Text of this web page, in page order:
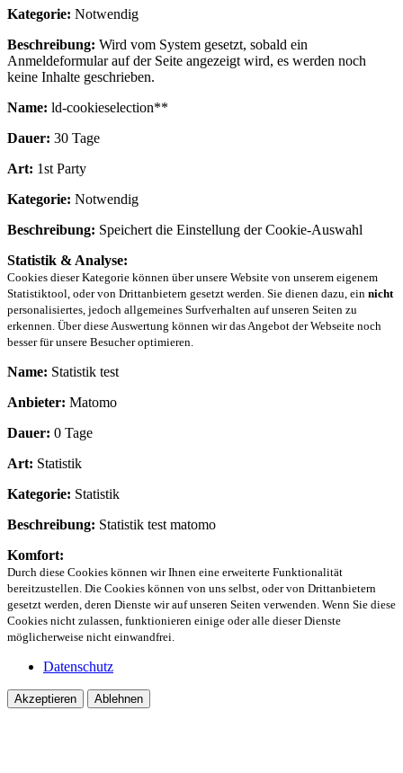
Kategorie: Notwendig
Beschreibung: Wird vom System gesetzt, sobald ein
Anmeldeformular auf der Seite angezeigt wird, es werden noch
keine Inhalte geschrieben.
Name: ld-cookieselection**
Dauer: 30 Tage
Art: 1st Party
Kategorie: Notwendig
Beschreibung: Speichert die Einstellung der Cookie-Auswahl
Statistik & Analyse:
Cookies dieser Kategorie können über unsere Website von unserem eigenem
Statistiktool, oder von Drittanbietern gesetzt werden. Sie dienen dazu, ein nicht
personalisiertes, jedoch allgemeines Surfverhalten auf unseren Seiten zu
erkennen. Über diese Auswertung können wir das Angebot der Webseite noch
besser für unsere Besucher optimieren.
Name: Statistik test
Anbieter: Matomo
Dauer: 0 Tage
Art: Statistik
Kategorie: Statistik
Beschreibung: Statistik test matomo
Komfort:
Durch diese Cookies können wir Ihnen eine erweiterte Funktionalität
bereitzustellen. Die Cookies können von uns selbst, oder von Drittanbietern
gesetzt werden, deren Dienste wir auf unseren Seiten verwenden. Wenn Sie diese
Cookies nicht zulassen, funktionieren einige oder alle dieser Dienste
möglicherweise nicht einwandfrei.
Datenschutz
Akzeptieren Ablehnen